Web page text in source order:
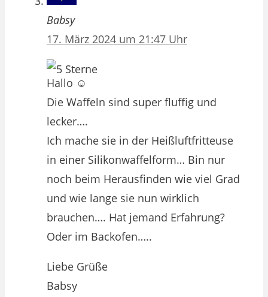
Babsy
17. März 2024 um 21:47 Uhr
Hallo ☺️
Die Waffeln sind super fluffig und
lecker….
Ich mache sie in der Heißluftfritteuse
in einer Silikonwaffelform… Bin nur
noch beim Herausfinden wie viel Grad
und wie lange sie nun wirklich
brauchen…. Hat jemand Erfahrung?
Oder im Backofen…..
Liebe Grüße
Babsy